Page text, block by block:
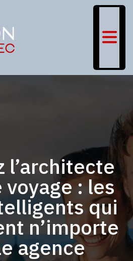
l’architecte
: les
qui
n’importe
agence